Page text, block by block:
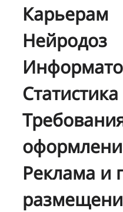
Карьерам
Нейродоз
Статистика
Реклама и